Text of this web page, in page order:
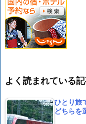
よく読まれている
ひとり旅
どちらを